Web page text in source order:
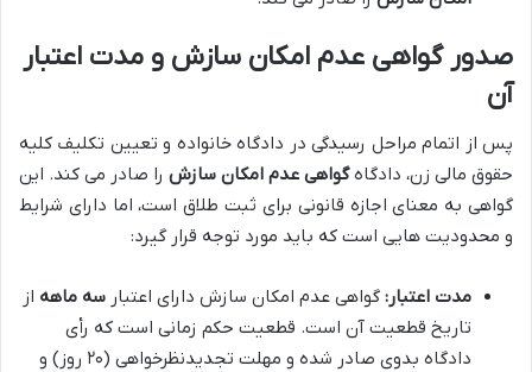
صدور گواهی عدم امکان سازش و مدت اعتبار
آن
پس از اتمام مراحل رسیدگی در دادگاه خانواده و تعیین تکلیف کلیه
حقوق مالی زن، دادگاهگواهی عدم امکان سازش را صادر می کند. این
گواهی به معنای اجازه قانونی برای ثبت طلاق است، اما دارای شرایط
و محدودیت هایی است که باید مورد توجه قرار گیرد:
مدت اعتبار: گواهی عدم امکان سازش دارای اعتبار سه ماهه از
تاریخ قطعیت آن است. قطعیت حکم زمانی است که رأی
دادگاه بدوی صادر شده و مهلت تجدیدنظرخواهی (۲۰ روز) و